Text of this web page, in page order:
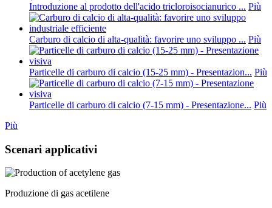
Introduzione al prodotto dell'acido tricloroisocianurico ... Più
Carburo di calcio di alta-qualità: favorire uno sviluppo ... Più
Particelle di carburo di calcio (15-25 mm) - Presentazion... Più
Particelle di carburo di calcio (7-15 mm) - Presentazione... Più
Più
Scenari applicativi
Produzione di gas acetilene